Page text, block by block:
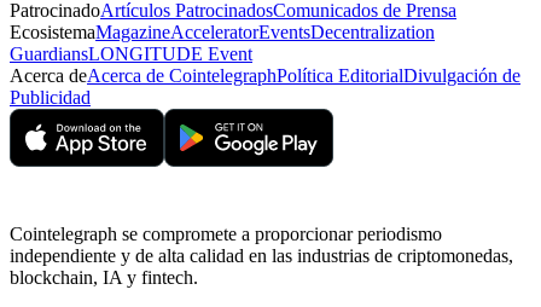
PatrocinadoArtículos PatrocinadosComunicados de Prensa
EcosistemaMagazineAcceleratorEventsDecentralization
GuardiansLONGITUDE Event
Acerca deAcerca de CointelegraphPolítica EditorialDivulgación de
Publicidad
Cointelegraph se compromete a proporcionar periodismo
independiente y de alta calidad en las industrias de criptomonedas,
blockchain, IA y fintech.